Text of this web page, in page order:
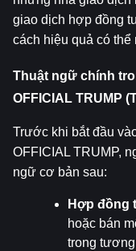
giao dịch hợp đồng
cách hiệu quả có
Thuật ngữ chính
OFFICIAL TRUMP
Trước khi bắt đầu
OFFICIAL TRUMP,
ngữ cơ bản sau:
Hợp đồng
hoặc bán
trong